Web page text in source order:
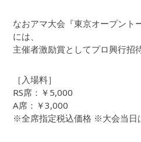
なおアマ大会『東京オープント
には、
主催者激励賞としてプロ興行招
［入場料］
RS席：￥5,000
A席：￥3,000
※全席指定税込価格 ※大会当日